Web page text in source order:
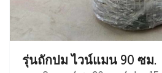
รุ่นถักปม ไวน์แมน 90 ซม.